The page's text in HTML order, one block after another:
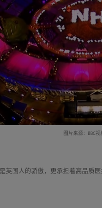
图片来源：BBC视
英国人的骄傲，更承担着高品质